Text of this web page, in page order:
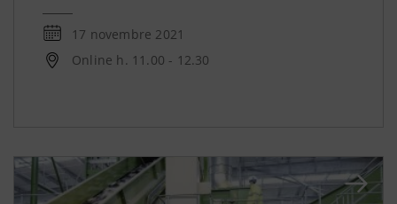
17 novembre 2021
Online h. 11.00 - 12.30